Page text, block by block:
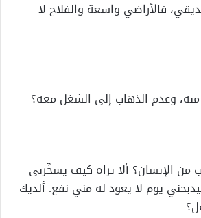
فالأراضي واسعة والفلاح لا
وعدم الذهاب إلى الشغل معه؟
الإنسان؟ ألا تراه كيف يسخِّرني
يوم لا يعود له مني نفع. ألديك